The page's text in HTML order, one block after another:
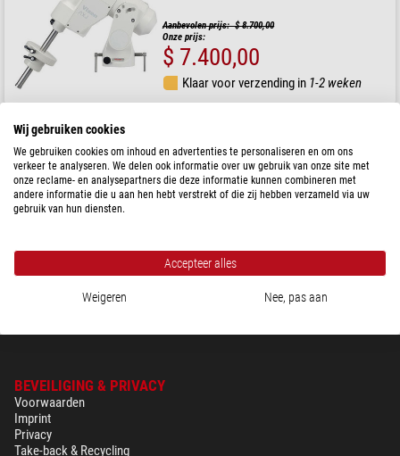
Aanbevolen prijs: $ 8.700,00
Onze prijs:
$ 7.400,00
Klaar voor verzending in 1-2 weken
Montering Sphinx SX2WL WiFi
Klaar voor verzending in
BEVEILIGING & PRIVACY
Voorwaarden
Imprint
Privacy
Take-back & Recycling
Wij gebruiken cookies
We gebruiken cookies om inhoud en advertenties te personaliseren en om ons
verkeer te analyseren. We delen ook informatie over uw gebruik van onze site met
onze reclame- en analysepartners die deze informatie kunnen combineren met
andere informatie die u aan hen hebt verstrekt of die zij hebben verzameld via uw
gebruik van hun diensten.
Accepteer alles
Weigeren Nee, pas aan